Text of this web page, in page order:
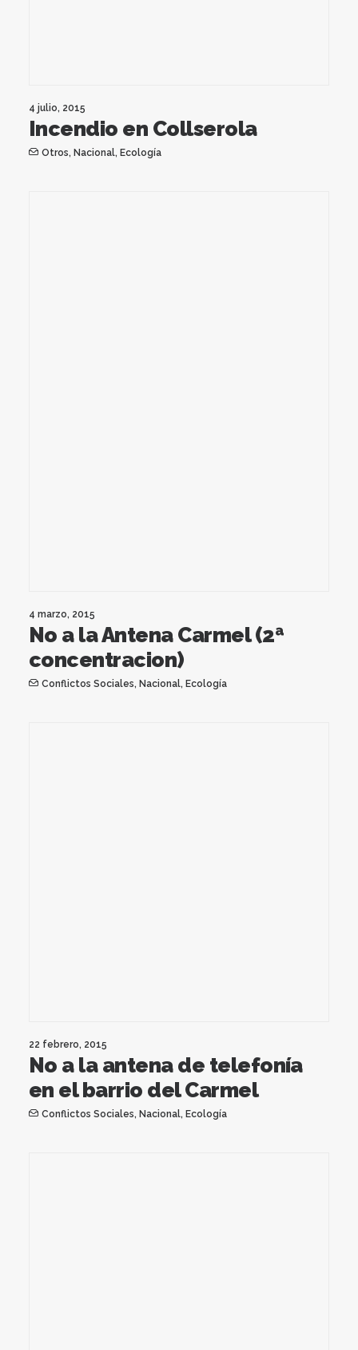
4 julio, 2015
Incendio en Collserola
Otros, Nacional, Ecología
4 marzo, 2015
No a la Antena Carmel (2ª
concentracion)
Conflictos Sociales, Nacional, Ecología
22 febrero, 2015
No a la antena de telefonía
en el barrio del Carmel
Conflictos Sociales, Nacional, Ecología